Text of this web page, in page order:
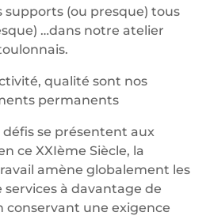
(ou presque) tous
…dans notre atelier
qualité sont nos
permanents
se présentent aux
ce XXIème Siècle, la
amène globalement les
à davantage de
conservant une exigence